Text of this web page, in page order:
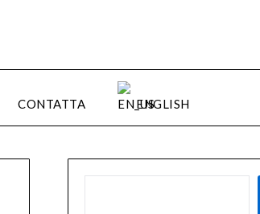
CONTATTA ENGLISH